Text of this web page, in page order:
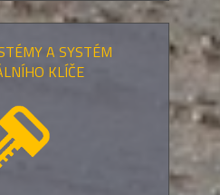
A SYSTÉM
KLÍČE